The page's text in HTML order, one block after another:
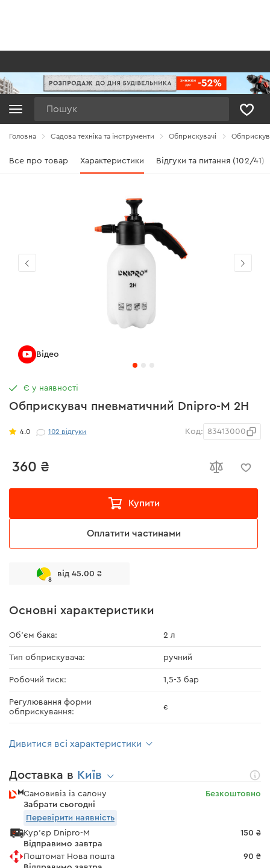
Головна Садова техніка та інструменти Обприскувачі
Все про товар Характеристики Відгуки та питання (102/41)
Обприскувач пневматичний Dnipro-M 2H
4.0 102 відгуки Код: 83413000
360 ₴
Купити
Оплатити частинами
8
від 45.00 ₴
Є у наявності
Основні характеристики
Об'єм бака: 2 л
Тип обприскувача: ручний
Робочий тиск: 1,5-3 бар
Регулювання форми
обприскування:
є
Дивитися всі характеристики
Доставка в Київ
Самовивіз із салону
Забрати сьогодні
Безкоштовно
Перевірити наявність
Кур'єр Dnipro-M
Відправимо завтра
150 ₴
Поштомат Нова пошта
90 ₴
Відео